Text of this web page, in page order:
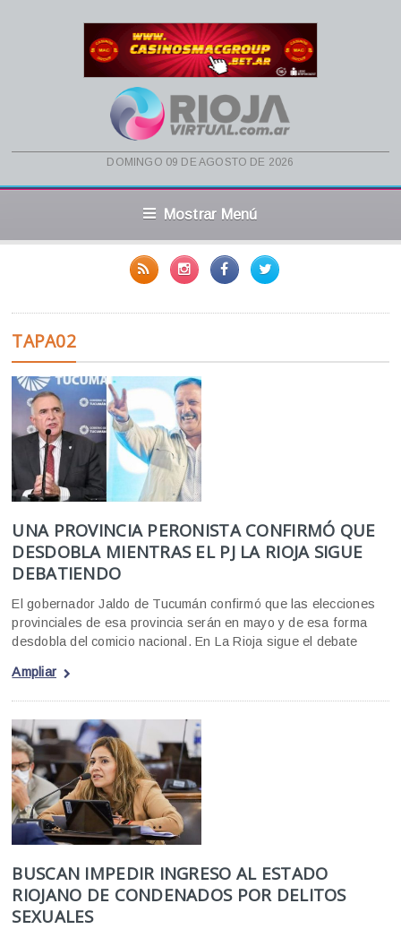
domingo 09 de agosto de 2026
Mostrar Menú
TAPA02
UNA PROVINCIA PERONISTA CONFIRMÓ QUE
DESDOBLA MIENTRAS EL PJ LA RIOJA SIGUE
DEBATIENDO
El gobernador Jaldo de Tucumán confirmó que las elecciones
provinciales de esa provincia serán en mayo y de esa forma
desdobla del comicio nacional. En La Rioja sigue el debate
Ampliar
BUSCAN IMPEDIR INGRESO AL ESTADO
RIOJANO DE CONDENADOS POR DELITOS
SEXUALES